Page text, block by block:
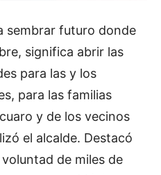
sembrar futuro donde
significa abrir las
para las y los
para las familias
y de los vecinos
el alcalde. Destacó
de miles de